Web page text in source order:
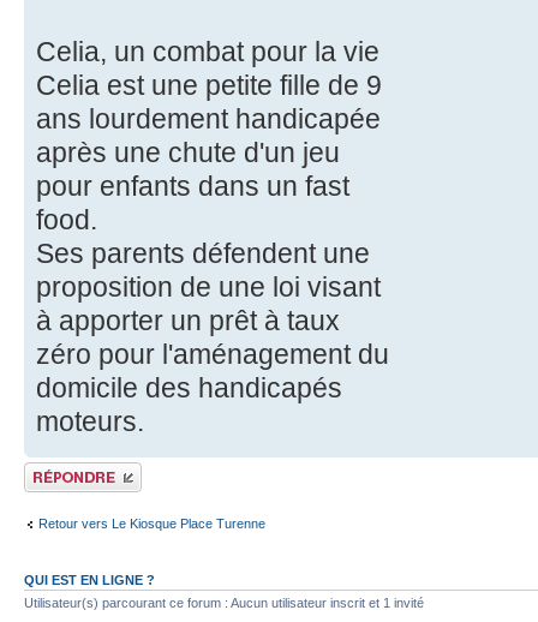
Celia, un combat pour la vie
Celia est une petite fille de 9
ans lourdement handicapée
après une chute d'un jeu
pour enfants dans un fast
food.
Ses parents défendent une
proposition de une loi visant
à apporter un prêt à taux
zéro pour l'aménagement du
domicile des handicapés
moteurs.
Publier une réponse
Retour vers Le Kiosque Place Turenne
QUI EST EN LIGNE ?
Utilisateur(s) parcourant ce forum : Aucun utilisateur inscrit et 1 invité